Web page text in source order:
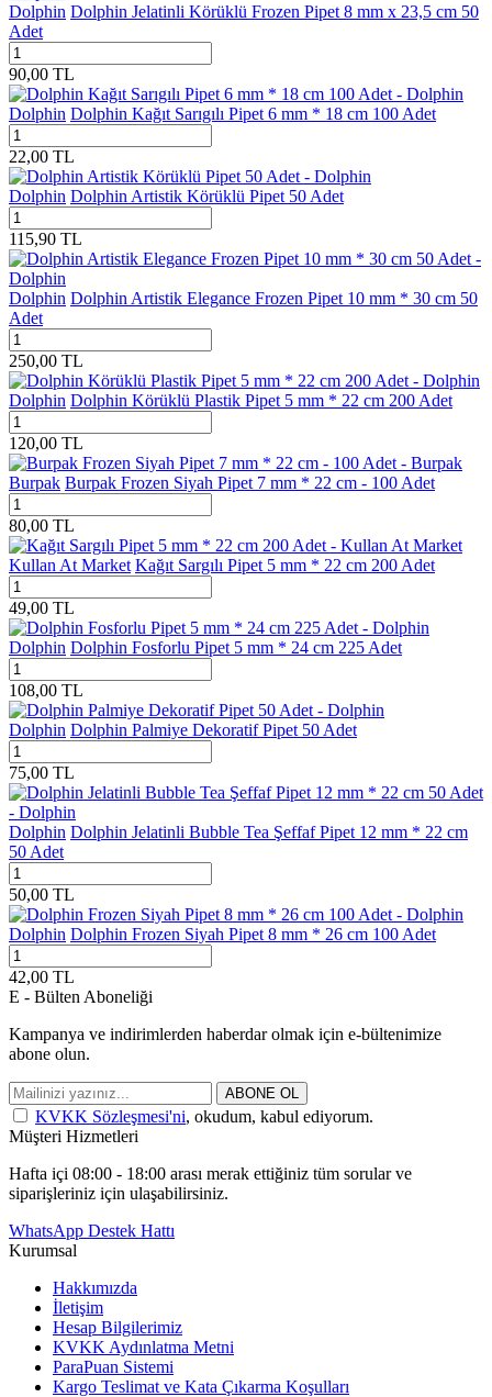
Dolphin Dolphin Jelatinli Körüklü Frozen Pipet 8 mm x 23,5 cm 50
Adet
90,00 TL
Dolphin Dolphin Kağıt Sarıgılı Pipet 6 mm * 18 cm 100 Adet
22,00 TL
Dolphin Dolphin Artistik Körüklü Pipet 50 Adet
115,90 TL
Dolphin Dolphin Artistik Elegance Frozen Pipet 10 mm * 30 cm 50
Adet
250,00 TL
Dolphin Dolphin Körüklü Plastik Pipet 5 mm * 22 cm 200 Adet
120,00 TL
Burpak Burpak Frozen Siyah Pipet 7 mm * 22 cm - 100 Adet
80,00 TL
Kullan At Market Kağıt Sargılı Pipet 5 mm * 22 cm 200 Adet
49,00 TL
Dolphin Dolphin Fosforlu Pipet 5 mm * 24 cm 225 Adet
108,00 TL
Dolphin Dolphin Palmiye Dekoratif Pipet 50 Adet
75,00 TL
Dolphin Dolphin Jelatinli Bubble Tea Şeffaf Pipet 12 mm * 22 cm
50 Adet
50,00 TL
Dolphin Dolphin Frozen Siyah Pipet 8 mm * 26 cm 100 Adet
42,00 TL
E - Bülten Aboneliği
Kampanya ve indirimlerden haberdar olmak için e-bültenimize
abone olun.
ABONE OL
KVKK Sözleşmesi'ni, okudum, kabul ediyorum.
Müşteri Hizmetleri
Hafta içi 08:00 - 18:00 arası merak ettiğiniz tüm sorular ve
siparişleriniz için ulaşabilirsiniz.
WhatsApp Destek Hattı
Kurumsal
Hakkımızda
İletişim
Hesap Bilgilerimiz
KVKK Aydınlatma Metni
ParaPuan Sistemi
Kargo Teslimat ve Kata Çıkarma Koşulları